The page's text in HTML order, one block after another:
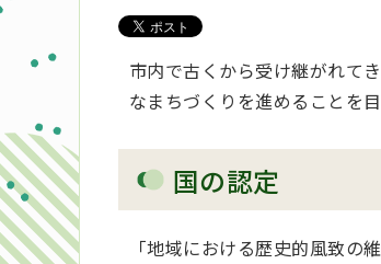
市内で古くから受け継がれて
なまちづくりを進めることを
国の認定
「地域における歴史的風致の